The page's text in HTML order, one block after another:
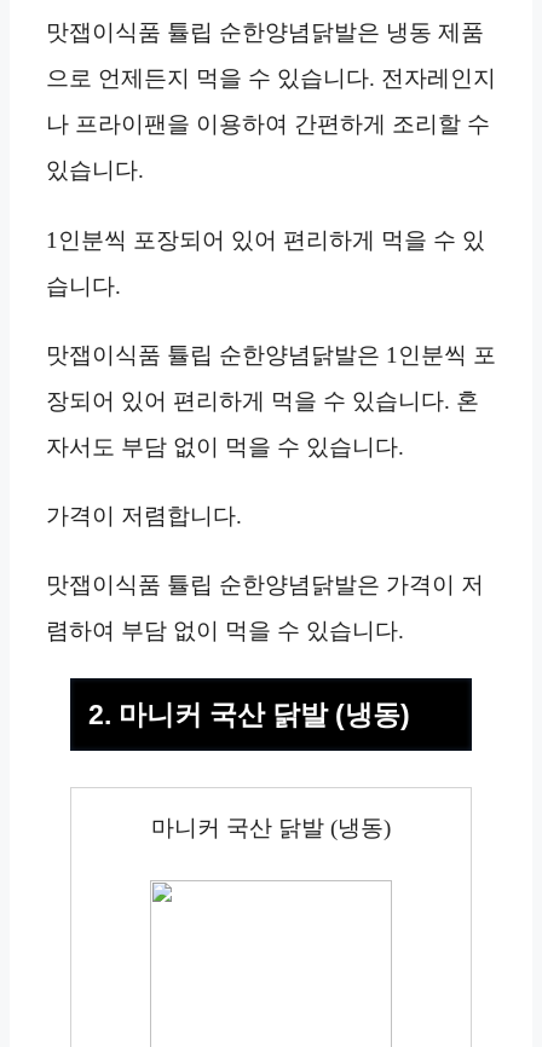
맛잽이식품 튤립 순한양념닭발은 냉동 제품
으로 언제든지 먹을 수 있습니다. 전자레인지
나 프라이팬을 이용하여 간편하게 조리할 수
있습니다.
1인분씩 포장되어 있어 편리하게 먹을 수 있
습니다.
맛잽이식품 튤립 순한양념닭발은 1인분씩 포
장되어 있어 편리하게 먹을 수 있습니다. 혼
자서도 부담 없이 먹을 수 있습니다.
가격이 저렴합니다.
맛잽이식품 튤립 순한양념닭발은 가격이 저
렴하여 부담 없이 먹을 수 있습니다.
2. 마니커 국산 닭발 (냉동)
마니커 국산 닭발 (냉동)